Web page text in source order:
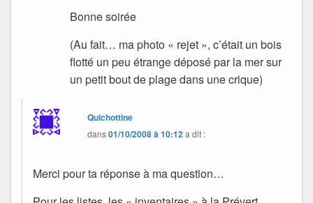
Bonne soirée
(Au fait… ma photo « rejet », c’était un bois
flotté un peu étrange déposé par la mer sur
un petit bout de plage dans une crique)
Quichottine
dans01/10/2008 à 10:12 a dit :
Merci pour ta réponse à ma question…